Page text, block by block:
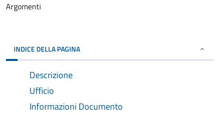
Argomenti
INDICE DELLA PAGINA
Descrizione
Ufficio
Informazioni Documento